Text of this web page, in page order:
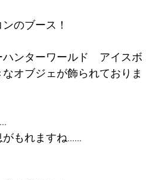
のブース！
ハンターワールド　アイスボ
オブジェが飾られておりま
もれますね......